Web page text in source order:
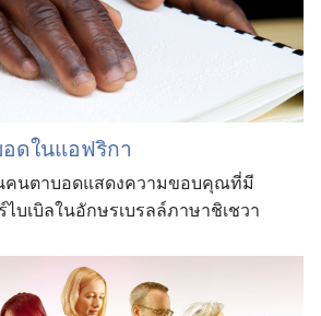
ดในแอฟริกา
คนตาบอดแสดงความขอบคุณที่มี
บเบิลในอักษรเบรลล์ภาษาชิเชวา